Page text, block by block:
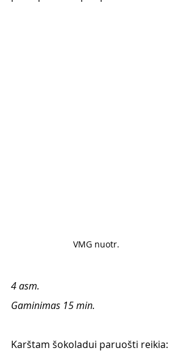
VMG nuotr.
4 asm.
Gaminimas 15 min.
Karštam šokoladui paruošti reikia: